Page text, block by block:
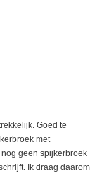
Goed te
met
geen spijkerbroek
Ik draag daarom